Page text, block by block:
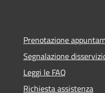
Prenotazione
Segnalazione
Leggi le FAQ
Richiesta assistenza